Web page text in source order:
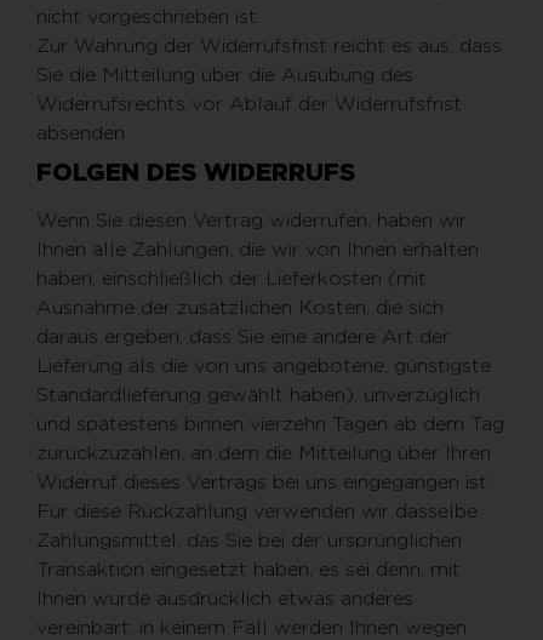
nicht vorgeschrieben ist.
Zur Wahrung der Widerrufsfrist reicht es aus, dass
Sie die Mitteilung über die Ausübung des
Widerrufsrechts vor Ablauf der Widerrufsfrist
absenden.
FOLGEN DES WIDERRUFS
Wenn Sie diesen Vertrag widerrufen, haben wir
Ihnen alle Zahlungen, die wir von Ihnen erhalten
haben, einschließlich der Lieferkosten (mit
Ausnahme der zusätzlichen Kosten, die sich
daraus ergeben, dass Sie eine andere Art der
Lieferung als die von uns angebotene, günstigste
Standardlieferung gewählt haben), unverzüglich
und spätestens binnen vierzehn Tagen ab dem Tag
zurückzuzahlen, an dem die Mitteilung über Ihren
Widerruf dieses Vertrags bei uns eingegangen ist.
Für diese Rückzahlung verwenden wir dasselbe
Zahlungsmittel, das Sie bei der ursprünglichen
Transaktion eingesetzt haben, es sei denn, mit
Ihnen wurde ausdrücklich etwas anderes
vereinbart; in keinem Fall werden Ihnen wegen